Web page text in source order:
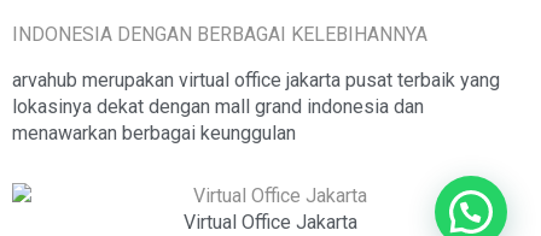
INDONESIA DENGAN BERBAGAI KELEBIHANNYA
arvahub merupakan virtual office jakarta pusat terbaik yang
lokasinya dekat dengan mall grand indonesia dan
menawarkan berbagai keunggulan
Virtual Office Jakarta